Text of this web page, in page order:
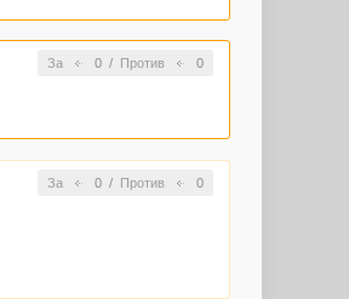
За 0/ Против 0
За 0/ Против 0